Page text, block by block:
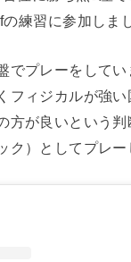
練習に参加しま
でプレーをして
フィジカルが強
方が良いという
ク）としてプレー